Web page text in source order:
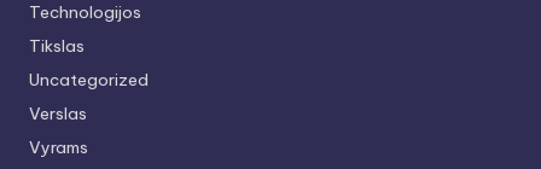
Technologijos
Tikslas
Uncategorized
Verslas
Vyrams